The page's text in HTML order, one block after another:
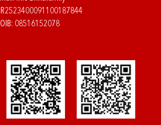
OIB: 08516152078